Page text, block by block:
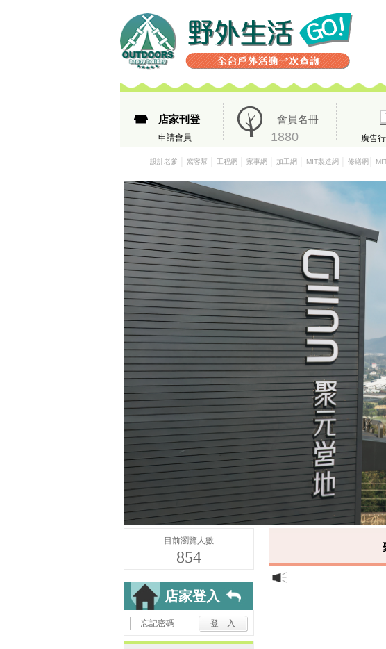
店家刊登
申請會員
會員名冊
1880 廣告
設計老爹 窩客幫 工程網 家事網 加工網 MIT製造網 修繕網
目前瀏覽人數
854
店家登入
忘記密碼